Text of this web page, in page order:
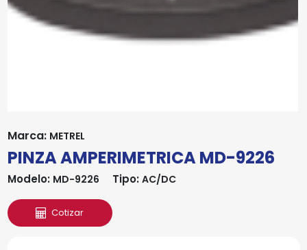
Marca: METREL
PINZA AMPERIMETRICA MD-9226
Modelo: MD-9226 Tipo: AC/DC
Cotizar